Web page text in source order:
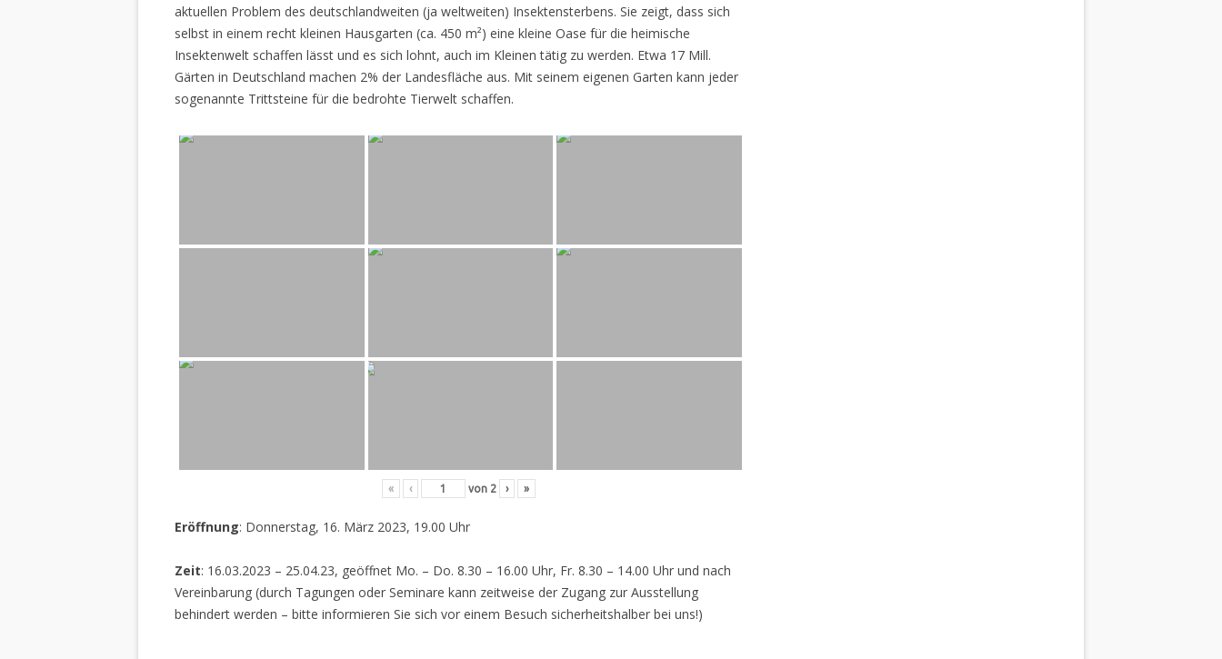
aktuellen Problem des deutschlandweiten (ja weltweiten) Insektensterbens. Sie zeigt, dass sich
selbst in einem recht kleinen Hausgarten (ca. 450 m²) eine kleine Oase für die heimische
Insektenwelt schaffen lässt und es sich lohnt, auch im Kleinen tätig zu werden. Etwa 17 Mill.
Gärten in Deutschland machen 2% der Landesfläche aus. Mit seinem eigenen Garten kann jeder
sogenannte Trittsteine für die bedrohte Tierwelt schaffen.
« ‹ von 2 › »
Eröffnung: Donnerstag, 16. März 2023, 19.00 Uhr
Zeit: 16.03.2023 – 25.04.23, geöffnet Mo. – Do. 8.30 – 16.00 Uhr, Fr. 8.30 – 14.00 Uhr und nach
Vereinbarung (durch Tagungen oder Seminare kann zeitweise der Zugang zur Ausstellung
behindert werden – bitte informieren Sie sich vor einem Besuch sicherheitshalber bei uns!)